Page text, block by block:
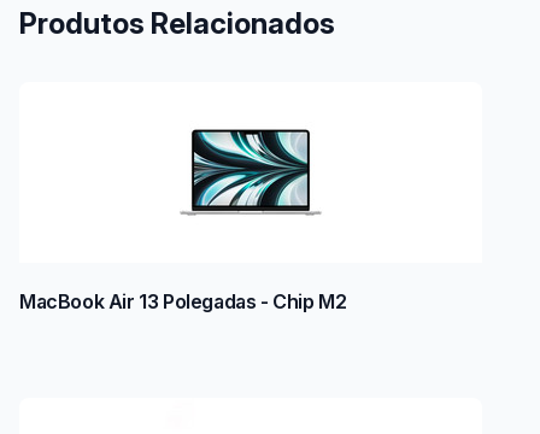
Produtos Relacionados
MacBook Air 13 Polegadas - Chip M2